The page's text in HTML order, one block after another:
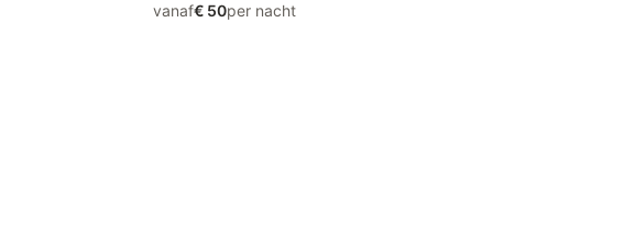
vanaf€ 50per nacht